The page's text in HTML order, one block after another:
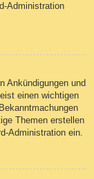
Administration
Ankündigungen und
einen wichtigen
Themen erstellen
Administration ein.